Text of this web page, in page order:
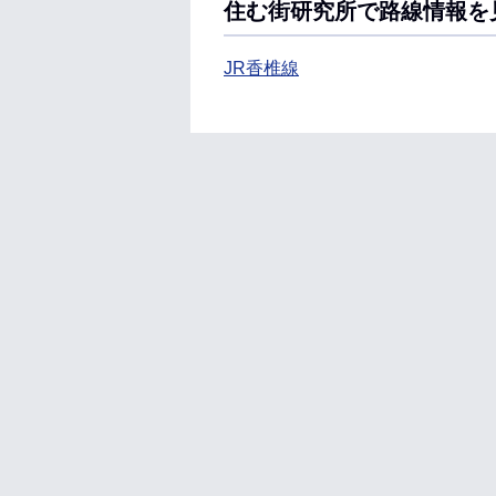
住む街研究所で路線情報を
JR香椎線